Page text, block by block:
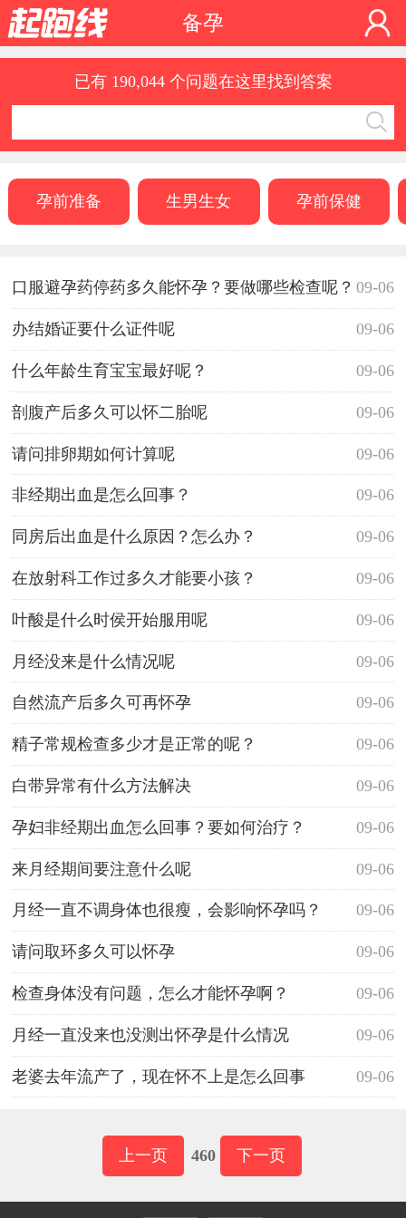
备孕
已有 190,044 个问题在这里找到答案
孕前准备 生男生女 孕前保健
09-06
口服避孕药停药多久能怀孕？要做哪些检查呢？
09-06
办结婚证要什么证件呢
09-06
什么年龄生育宝宝最好呢？
09-06
剖腹产后多久可以怀二胎呢
09-06
请问排卵期如何计算呢
09-06
非经期出血是怎么回事？
09-06
同房后出血是什么原因？怎么办？
09-06
在放射科工作过多久才能要小孩？
09-06
叶酸是什么时侯开始服用呢
09-06
月经没来是什么情况呢
09-06
自然流产后多久可再怀孕
09-06
精子常规检查多少才是正常的呢？
09-06
白带异常有什么方法解决
09-06
孕妇非经期出血怎么回事？要如何治疗？
09-06
来月经期间要注意什么呢
09-06
月经一直不调身体也很瘦，会影响怀孕吗？
09-06
请问取环多久可以怀孕
09-06
检查身体没有问题，怎么才能怀孕啊？
09-06
月经一直没来也没测出怀孕是什么情况
09-06
老婆去年流产了，现在怀不上是怎么回事
上一页 460 下一页